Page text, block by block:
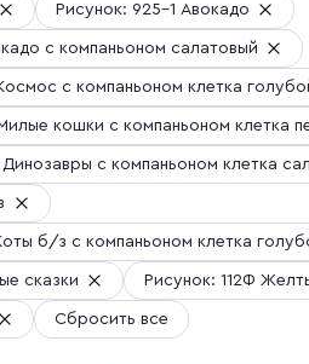
Рисунок: 925-1 Авокадо
с компаньоном салатовый
с компаньоном клетка
кошки с компаньоном клетка
с компаньоном клетка
б/з с компаньоном клетка
сказки Рисунок: 112Ф
Сбросить все